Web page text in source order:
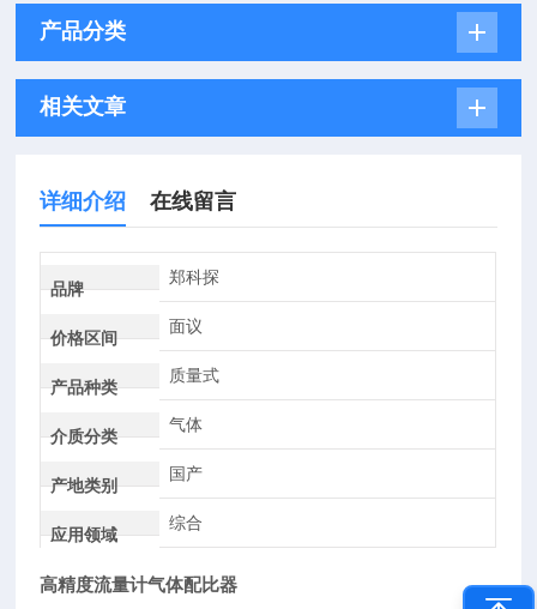
产品分类
相关文章
详细介绍 在线留言
品牌
郑科探
价格区间
面议
产品种类
质量式
介质分类
气体
产地类别
国产
应用领域
综合
高精度流量计气体配比器